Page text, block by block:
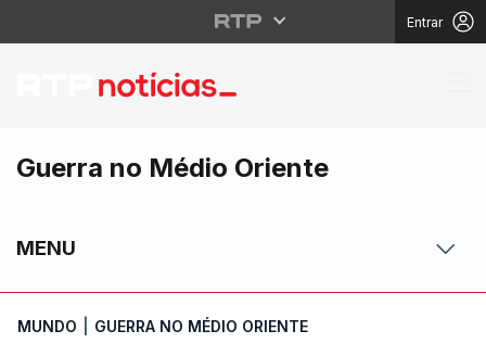
Entrar
Paulo Rangel no
Guerra no Médio Oriente
MENU
MUNDO GUERRA NO MÉDIO ORIENTE